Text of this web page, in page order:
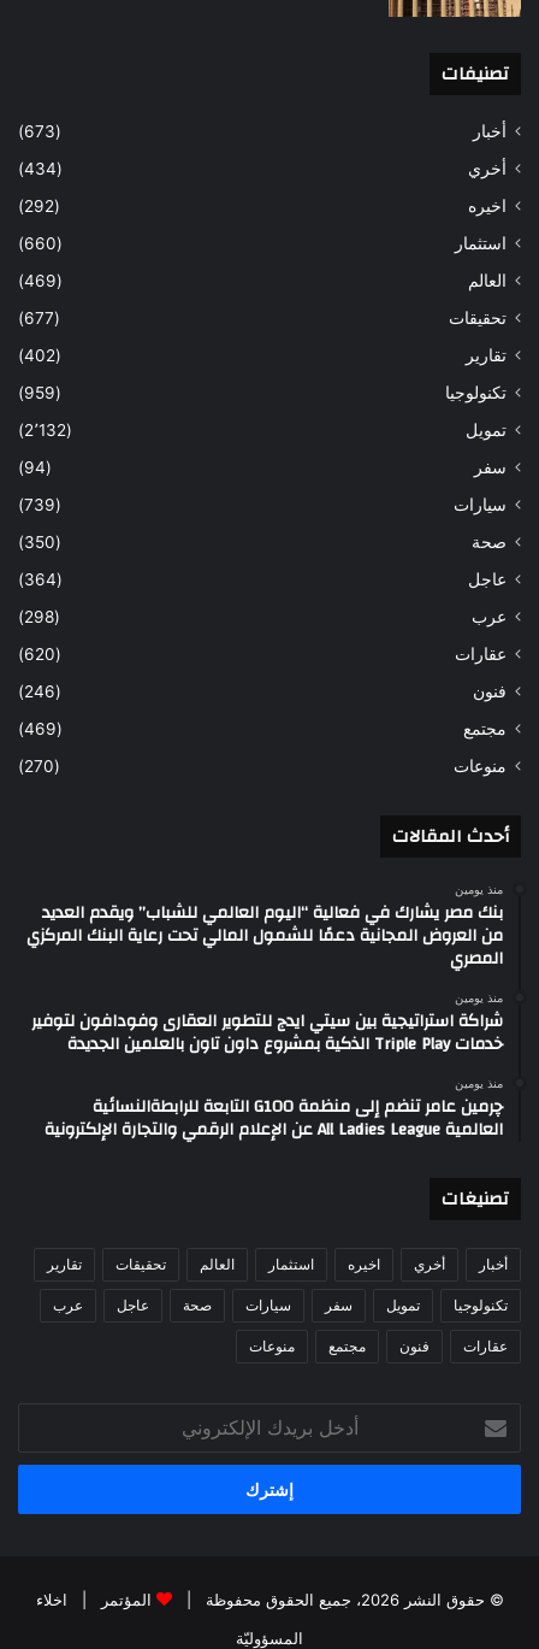
تصنيفات
أخبار
(673)
أخري
(434)
اخيره
(292)
استثمار
(660)
العالم
(469)
تحقيقات
(677)
تقارير
(402)
تكنولوجيا
(959)
تمويل
(2٬132)
سفر
(94)
سيارات
(739)
صحة
(350)
عاجل
(364)
عرب
(298)
عقارات
(620)
فنون
(246)
مجتمع
(469)
منوعات
(270)
أحدث المقالات
منذ يومين
بنك مصر يشارك في فعالية “اليوم العالمي للشباب” ويقدم العديد
من العروض المجانية دعمًا للشمول المالي تحت رعاية البنك المركزي
المصري
منذ يومين
شراكة استراتيجية بين سيتي ايدج للتطوير العقارى وفودافون لتوفير
خدمات Triple Play الذكية بمشروع داون تاون بالعلمين الجديدة
منذ يومين
چرمين عامر تنضم إلى منظمة G100 التابعة للرابطةالنسائية
العالمية All Ladies League عن الإعلام الرقمي والتجارة الإلكترونية
تصنيغات
أخبار أخري اخيره استثمار العالم تحقيقات تقارير
تكنولوجيا تمويل سفر سيارات صحة عاجل عرب
عقارات فنون مجتمع منوعات
بريدك
الإلكتروني
© حقوق النشر 2026، جميع الحقوق محفوظة | المؤتمر
اخلاء
المسؤوليّة